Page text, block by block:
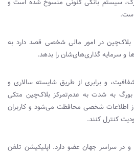
در امور مالی شخصی قصد دارد به
و سرمایه ‌گذاری‌های‌شان را بدهد.
و برابری از طریق شایسته سالاری و
به شدت به عدم‌تمرکز بلاک‌چین متکی
اطلاعات شخصی محافظت می‌شود و کاربران
کنترل کنند.
در سراسر جهان عضو دارد. اپلیکیشن تلفن